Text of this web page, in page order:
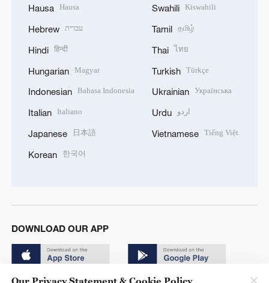
Hausa Hausa
Hebrew עברית
Hindi हिन्दी
Hungarian Magyar
Indonesian Bahasa Indonesia
Italian Italiano
Japanese 日本語
Korean 한국어
Swahili Kiswahili
Tamil தமிழ்
Thai ไทย
Turkish Türkçe
Ukrainian Українська
Urdu اردو
Vietnamese Tiếng Việt
DOWNLOAD OUR APP
Our Privacy Statement & Cookie Policy